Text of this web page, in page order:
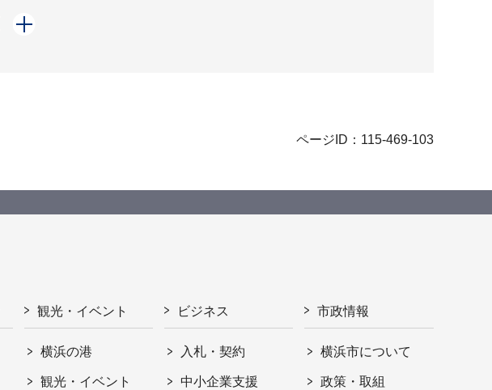
ページID：115-469-103
観光・イベント
横浜の港
観光・イベント
ビジネス
入札・契約
中小企業支援
市政情報
横浜市について
政策・取組